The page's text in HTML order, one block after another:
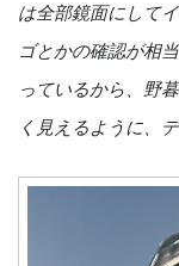
は全部鏡面にして
ゴとかの確認が相
っているから、野
く見えるように、